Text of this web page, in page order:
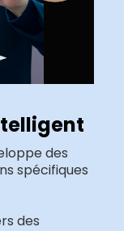
des
spécifiques
des